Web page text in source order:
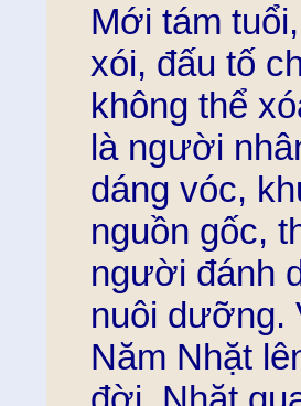
Mới tám
xói, đấu tố
không thể
là người
dáng vóc,
nguồn gốc,
người đánh
nuôi dưỡng.
Năm Nhặt